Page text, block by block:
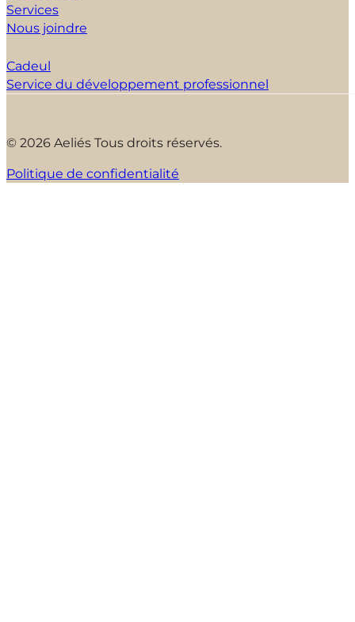
Services
Nous joindre
Cadeul
Service du développement professionnel
© 2026 Aeliés Tous droits réservés.
Politique de confidentialité